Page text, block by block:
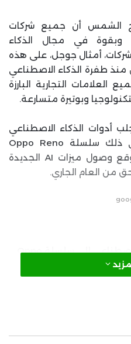
الشمس أن جميع شركات
وبقوة في مجال الذكاء
أمثال جوجل، على هذه
طفرة الذكاء الاصطناعي
العلامات التجارية البارزة
وبوتيرة متسارعة.
أدوات الذكاء الاصطناعي
إلى جميع هواتفها، بما في ذلك سلسلة Oppo Reno
متوسطة المدى، ومن المتوقع وصول ميزات AI الجديدة
من العام الجاري.